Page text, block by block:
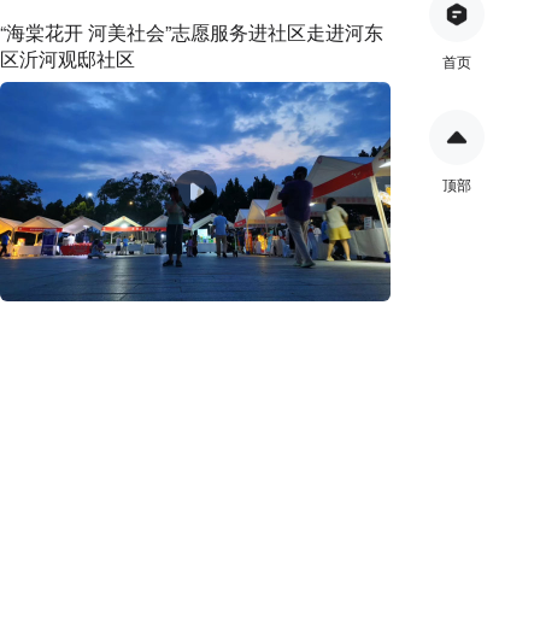
“海棠花开 河美社会”志愿服务进社区走进河东
区沂河观邸社区
首页
顶部